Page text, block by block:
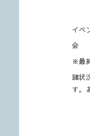
イベ
会
※最
諸状
す。